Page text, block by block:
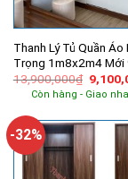
Thanh Lý Tủ Quần Áo
Trọng 1m8x2m4 Mới
13,900,000₫ Giá
gốc
là:
Còn hàng - Giao
-32%